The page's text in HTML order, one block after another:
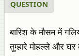
QUESTION
बारिश के मौसम में
तुम्हारे मोहल्ले और